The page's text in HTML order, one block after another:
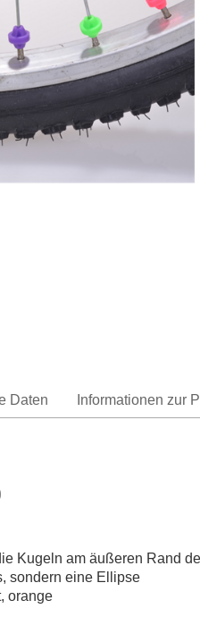
Daten Informationen zur
Kugeln am äußeren Rand
sondern eine Ellipse
orange